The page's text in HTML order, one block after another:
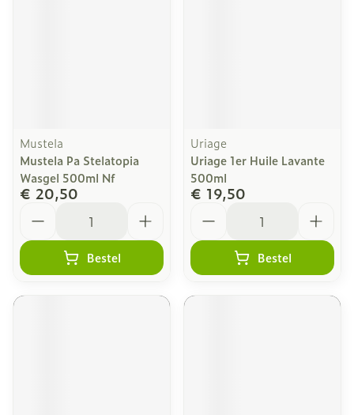
Mustela
Mustela Pa Stelatopia
Wasgel 500ml Nf
€ 20,50
Bestel
Uriage
Uriage 1er Huile Lavante
500ml
€ 19,50
Bestel